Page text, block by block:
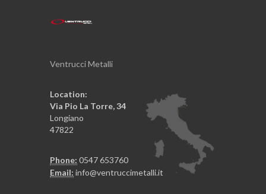
Ventrucci Metalli
Location:
Via Pio La Torre, 34
Longiano
47822
Phone: 0547 653760
Email: info@ventruccimetalli.it